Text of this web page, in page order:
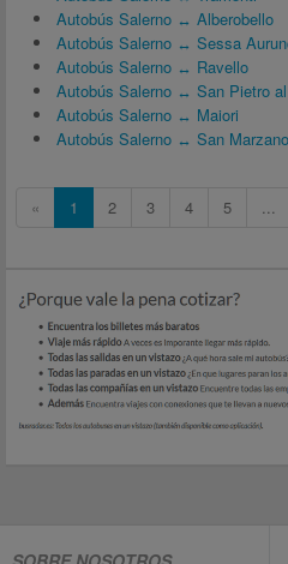
Autobús Salerno ↔ Alberobello
Autobús Salerno ↔ Sessa
Autobús Salerno ↔ Ravello
Autobús Salerno ↔ San Pietro
Autobús Salerno ↔ Maiori
Autobús Salerno ↔ San
« 1 2 3 4 5 ...